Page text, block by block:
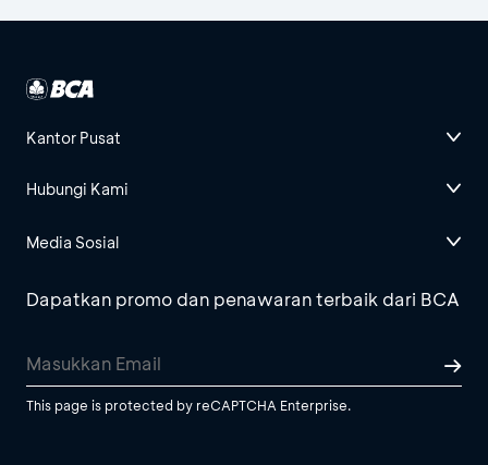
Kantor Pusat
Hubungi Kami
Media Sosial
Dapatkan promo dan penawaran terbaik dari BCA
This page is protected by reCAPTCHA Enterprise.